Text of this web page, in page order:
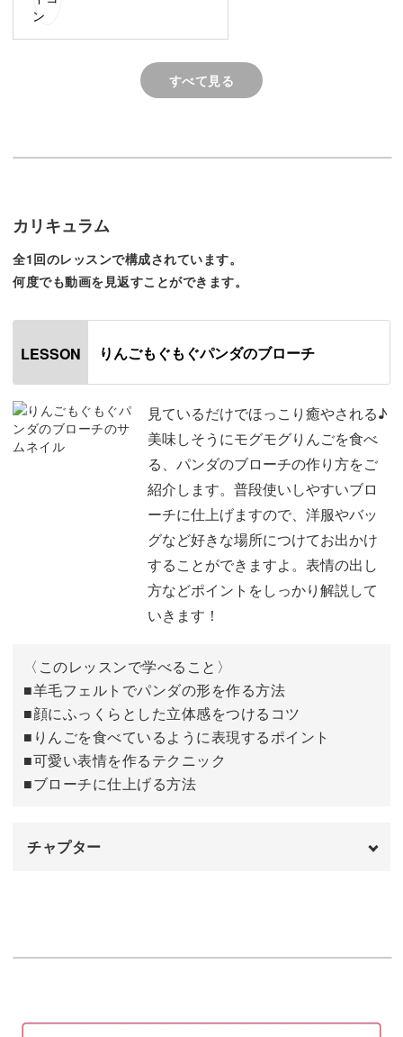
◆羊毛フェルトでパンダの形を作る方法
◆可愛い表情を作るテクニック
可愛いパンダを作るためのテクニックを、ひと工程ずつ丁
寧にレクチャーしていきますよ。
可愛い顔を作るために、お鼻に立体感をつける方法や顔の
くぼみをつける方法など、細かい造形のコツもたっぷり盛
り込みました！
羊毛フェルトの基本的なテクニックがマスターできている
方が、さらに豊かな表現力を身につけることができるレッ
スン内容となっていますよ。
Harune先生のような可愛いパンダが作れるようになった
ら、パンダの表情を変えたりリンゴを違うフルーツに変え
たりと、様々なアレンジを楽しんでみましょう。
愛らしいパンダのブローチは大人だけでなく、お子さまに
も喜ばれること間違いなし♪
りんごをもぐもぐ美味しそうに食べるパンダの作り方をマ
スターして、様々なアレンジをしたパンダを作ってみてく
ださいね♪
すべて見る
カリキュラム
全1回のレッスンで構成されています。
何度でも動画を見返すことができます。
LESSON りんごもぐもぐパンダのブローチ
見ているだけでほっこり癒やされる♪
美味しそうにモグモグりんごを食べ
る、パンダのブローチの作り方をご
紹介します。普段使いしやすいブロ
ーチに仕上げますので、洋服やバッ
グなど好きな場所につけてお出かけ
することができますよ。表情の出し
方などポイントをしっかり解説して
いきます！
〈このレッスンで学べること〉
■羊毛フェルトでパンダの形を作る方法
■顔にふっくらとした立体感をつけるコツ
■りんごを食べているように表現するポイント
■可愛い表情を作るテクニック
■ブローチに仕上げる方法
チャプター